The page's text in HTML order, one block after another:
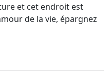
et cet endroit est
de la vie, épargnez